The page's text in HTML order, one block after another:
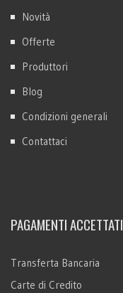
Novità
Offerte
Produttori
Blog
Condizioni generali
Contattaci
PAGAMENTI ACCETTATI
Transferta Bancaria
Carte di Credito